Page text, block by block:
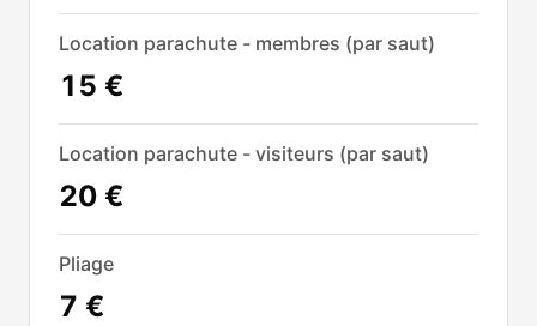
Location parachute - membres (par saut)
15 €
Location parachute - visiteurs (par saut)
20 €
Pliage
7 €